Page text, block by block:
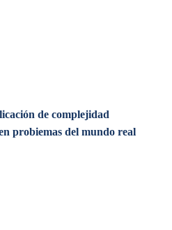
de complejidad
probiemas del mundo real